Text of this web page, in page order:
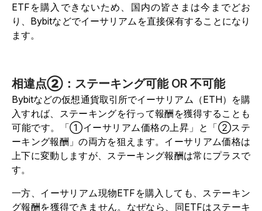
ETFを購入できないため、国内の皆さまは今までどお
り、Bybitなどでイーサリアムを直接保有することになり
ます。
相違点②：ステーキング可能 OR 不可能
Bybitなどの仮想通貨取引所でイーサリアム（ETH）を購
入すれば、ステーキングを行って報酬を獲得することも
可能です。「①イーサリアム価格の上昇」と「②ステ
ーキング報酬」の両方を狙えます。イーサリアム価格は
上下に変動しますが、ステーキング報酬は常にプラスで
す。
一方、イーサリアム現物ETFを購入しても、ステーキン
グ報酬を獲得できません。なぜなら、同ETFはステーキ